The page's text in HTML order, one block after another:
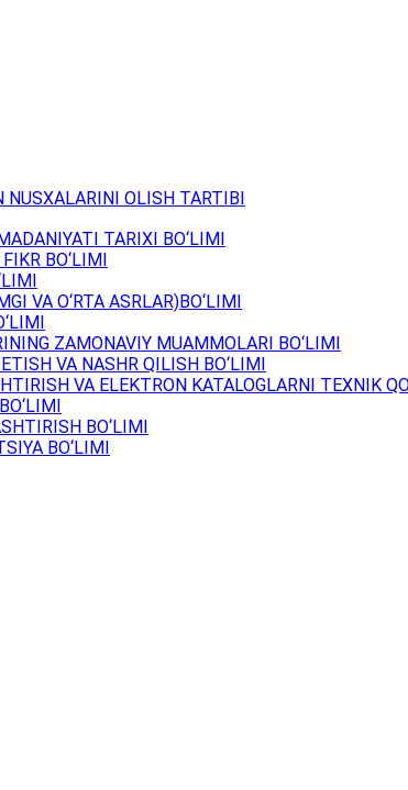
NUSXALARINI OLISH TARTIBI
TARIXI BO‘LIMI
BO‘LIMI
VA O‘RTA ASRLAR)BO‘LIMI
ZAMONAVIY MUAMMOLARI BO‘LIMI
VA NASHR QILISH BO‘LIMI
VA ELEKTRON KATALOGLARNI TEXNIK
BO‘LIMI
BO‘LIMI